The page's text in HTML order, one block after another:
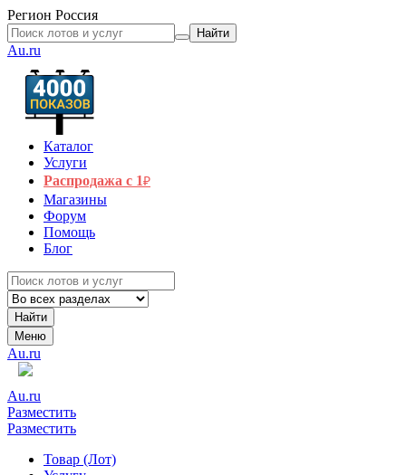
Регион Россия
Найти
Au.ru
Каталог
Услуги
Распродажа с 1₽
Магазины
Форум
Помощь
Блог
Найти
Меню
Au.ru
Au.ru
Разместить
Разместить
Товар (Лот)